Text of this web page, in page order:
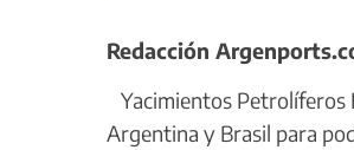
Redacción
Yacimientos Petrolíferos
Argentina y Brasil para